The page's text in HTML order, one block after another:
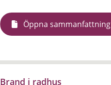
Öppna sammanfattning
Brand i radhus